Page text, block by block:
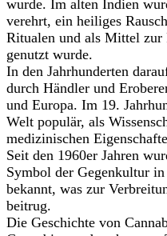
wurde. Im alten Indien
verehrt, ein heiliges
Ritualen und als Mittel
genutzt wurde.
In den Jahrhunderten
durch Händler und
und Europa. Im 19.
Welt populär, als
medizinischen
Seit den 1960er Jahren
Symbol der Gegenkultur
bekannt, was zur
beitrug.
Die Geschichte von